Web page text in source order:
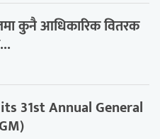
कुनै आधिकारिक वितरक
31st Annual General